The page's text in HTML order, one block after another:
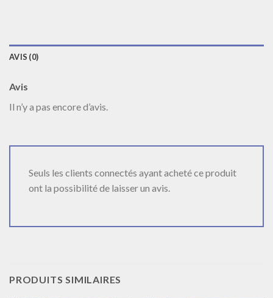
AVIS (0)
Avis
Il n’y a pas encore d’avis.
Seuls les clients connectés ayant acheté ce produit
ont la possibilité de laisser un avis.
PRODUITS SIMILAIRES